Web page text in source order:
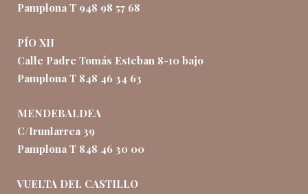
Pamplona T 948 98 57 68
PÍO XII
Calle Padre Tomás Esteban 8-10 bajo
Pamplona T 848 46 34 63
MENDEBALDEA
C/Irunlarrea 39
Pamplona T 848 46 30 00
VUELTA DEL CASTILLO